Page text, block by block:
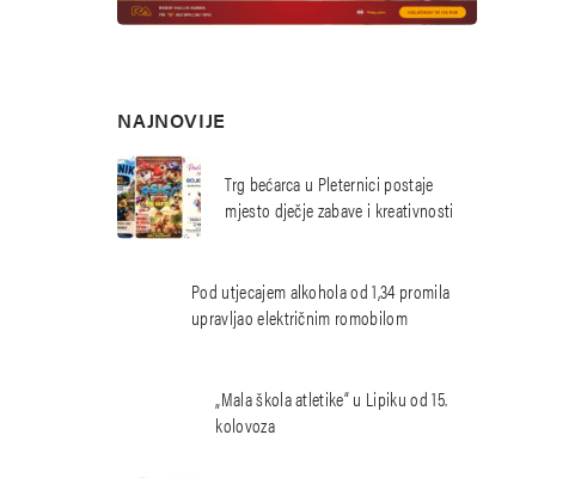
NAJNOVIJE
Trg bećarca u Pleternici postaje
mjesto dječje zabave i kreativnosti
Pod utjecajem alkohola od 1,34 promila
upravljao električnim romobilom
„Mala škola atletike“ u Lipiku od 15.
kolovoza